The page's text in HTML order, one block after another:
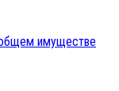
общем имуществе